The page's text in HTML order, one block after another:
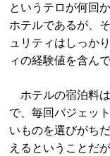
というテロが何回
ホテルであるが、
ュリティはしっか
ィの経験値を含ん
ホテルの宿泊料
で、毎回バジェッ
いものを選びがち
えるということだ